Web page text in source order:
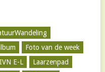
Foto van de week
IVN E-L
Laarzenpad